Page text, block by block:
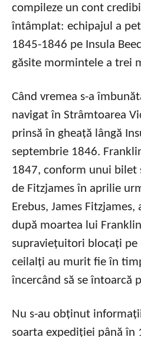
compileze un cont
întâmplat: echipajul a
1845-1846 pe Insula
găsite mormintele a trei
Când vremea s-a
navigat în Strâmtoarea
prinsă în gheață lângă
septembrie 1846.
1847, conform unui
de Fitzjames în aprilie
Erebus, James
după moartea lui
supraviețuitori blocați pe
ceilalți au murit fie în
încercând să se întoarcă
Nu s-au obținut
soarta expediției până în